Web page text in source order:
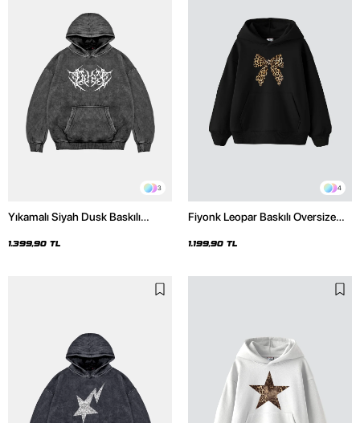
3
Yıkamalı Siyah Dusk Baskılı
1.399,90 TL
4
Fiyonk Leopar Baskılı Oversize
1.199,90 TL